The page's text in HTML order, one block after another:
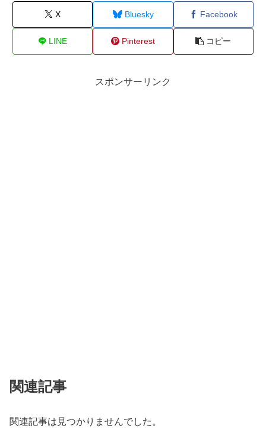
X Bluesky Facebook
LINE Pinterest コピー
スポンサーリンク
関連記事
関連記事は見つかりませんでした。